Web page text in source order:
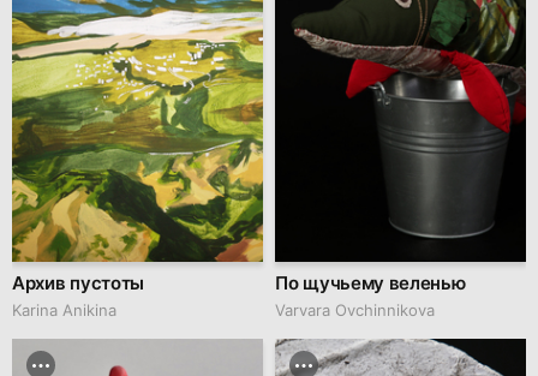
Архив пустоты
Karina Anikina
По щучьему веленью
Varvara Ovchinnikova